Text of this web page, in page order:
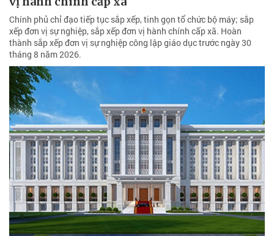
Chính phủ chỉ đạo tiếp tục sắp xếp, tinh gọn tổ chức bộ máy; sắp
xếp đơn vị sự nghiệp, sắp xếp đơn vị hành chính cấp xã. Hoàn
thành sắp xếp đơn vị sự nghiệp công lập giáo dục trước ngày 30
tháng 8 năm 2026.